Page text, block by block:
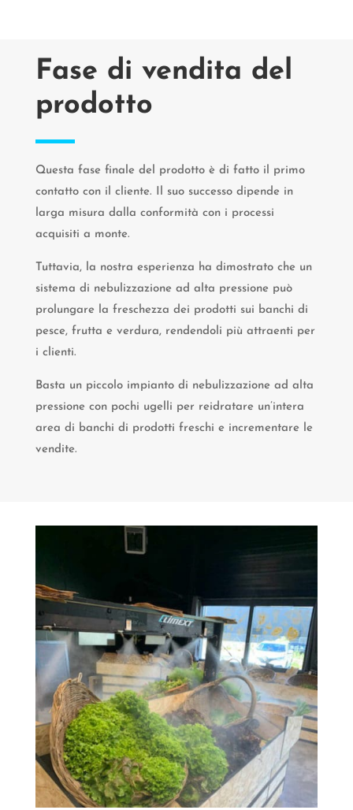
Fase di vendita del
prodotto
Questa fase finale del prodotto è di fatto il primo
contatto con il cliente. Il suo successo dipende in
larga misura dalla conformità con i processi
acquisiti a monte.
Tuttavia, la nostra esperienza ha dimostrato che un
sistema di nebulizzazione ad alta pressione può
prolungare la freschezza dei prodotti sui banchi di
pesce, frutta e verdura, rendendoli più attraenti per
i clienti.
Basta un piccolo impianto di nebulizzazione ad alta
pressione con pochi ugelli per reidratare un’intera
area di banchi di prodotti freschi e incrementare le
vendite.